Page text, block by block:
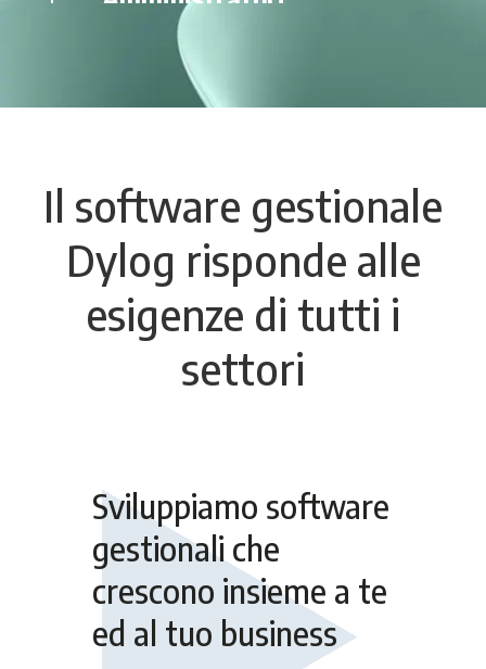
Ristoranti
Retail e Beauty
Alberghi
Agenzie Viaggi
Terzo Settore
Agenzie Pratiche Auto
Aziende
Commercialisti
Consulenti del lavoro
Il software gestionale
Dylog risponde alle
esigenze di tutti i
settori
Sviluppiamo software
gestionali che
crescono insieme a te
ed al tuo business